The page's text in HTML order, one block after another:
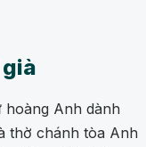
hoàng Anh dành
thờ chánh tòa Anh